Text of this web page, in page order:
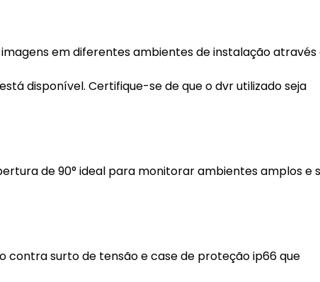
em diferentes ambientes de instalação através
disponível. Certifique-se de que o dvr utilizado seja
de 90° ideal para monitorar ambientes amplos e
contra surto de tensão e case de proteção ip66 que